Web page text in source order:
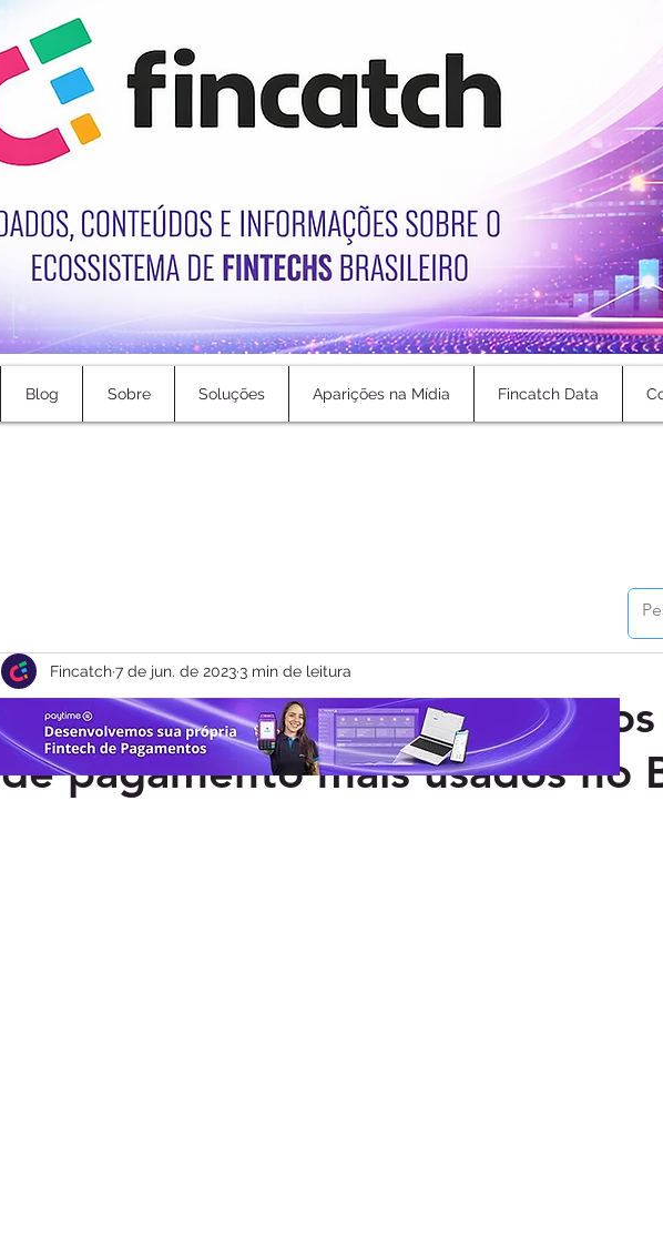
Blog Sobre Soluções Aparições na Mídia Fincatch Data
Cartões de crédito ainda são
de pagamento mais usados no
Fincatch7 de jun. de 20233 min de leitura